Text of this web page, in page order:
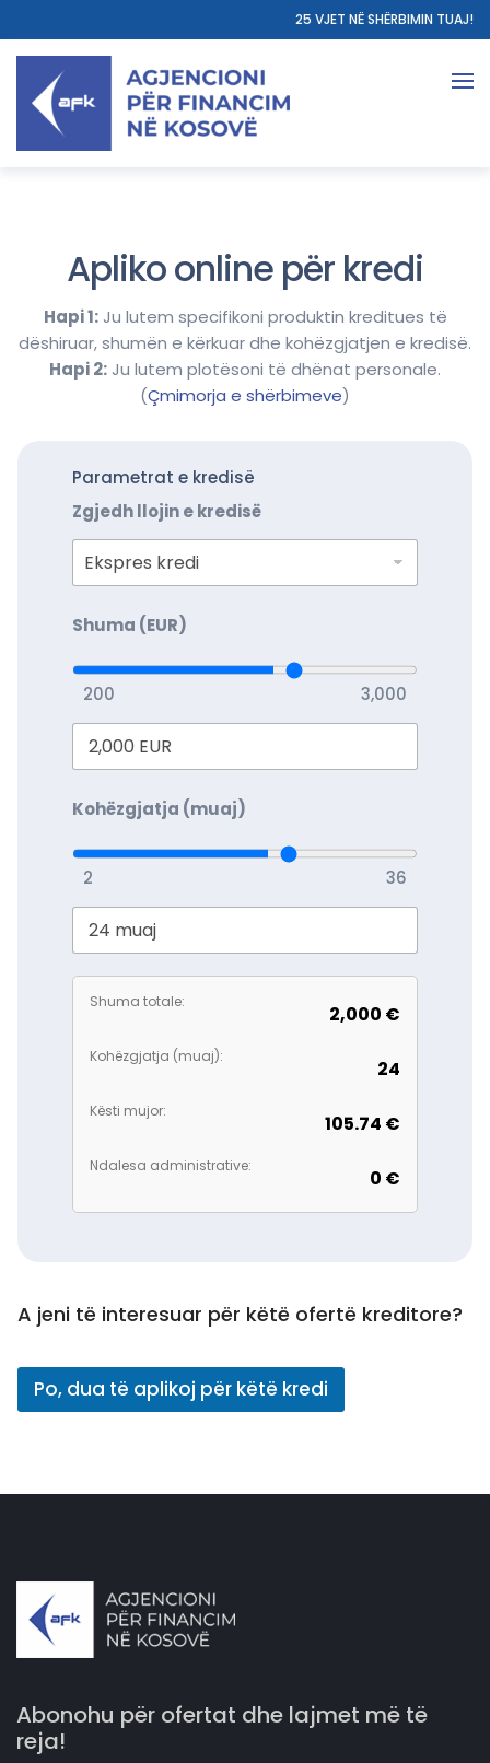
25 VJET NË SHËRBIMIN TUAJ!
Apliko online për kredi
Hapi 1:Ju lutem specifikoni produktin kreditues të
dëshiruar, shumën e kërkuar dhe kohëzgjatjen e kredisë.
Hapi 2:Ju lutem plotësoni të dhënat personale.
(Çmimorja e shërbimeve)
Parametrat e kredisë
Zgjedh llojin e kredisë
Shuma (EUR)
200 3,000
Kohëzgjatja (muaj)
2 36
Shuma totale:
2,000 €
Kohëzgjatja (muaj):
24
Kësti mujor:
105.74 €
Ndalesa administrative:
0 €
A jeni të interesuar për këtë ofertë kreditore?
Po, dua të aplikoj për këtë kredi
Abonohu për ofertat dhe lajmet më të
reja!